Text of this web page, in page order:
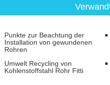
Punkte zur Beachtung der
Installation von gewundenen
Rohren
Umwelt Recycling von
Kohlenstoffstahl Rohr Fitti